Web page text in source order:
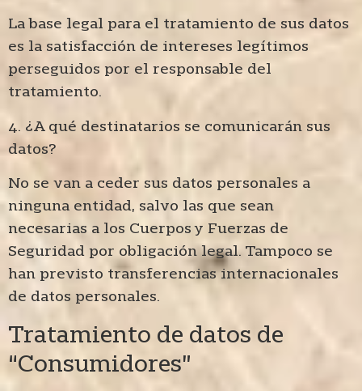
La base legal para el tratamiento de sus datos
es la satisfacción de intereses legítimos
perseguidos por el responsable del
tratamiento.
4. ¿A qué destinatarios se comunicarán sus
datos?
No se van a ceder sus datos personales a
ninguna entidad, salvo las que sean
necesarias a los Cuerpos y Fuerzas de
Seguridad por obligación legal. Tampoco se
han previsto transferencias internacionales
de datos personales.
Tratamiento de datos de
“Consumidores”